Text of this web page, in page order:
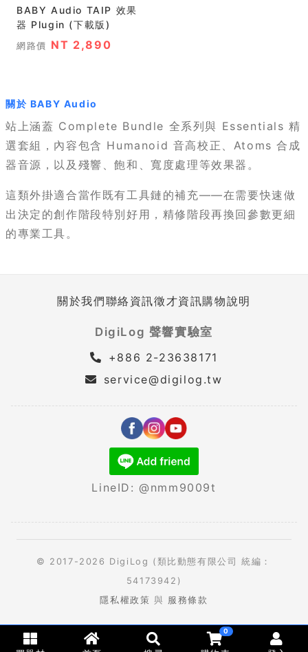
BABY Audio TAIP 效果
器 Plugin (下載版)
網路價 NT 2,890
關於 BABY Audio
站上涵蓋 Complete Bundle 全系列與 Essentials 精
選套組，內容包含 Humanoid 音高校正、Atoms 合成
器音源，以及殘響、飽和、寬度處理等效果器。
這類外掛適合當作既有工具鏈的補充——在需要快速做
出決定的創作階段特別好用，精修階段再換回參數更細
的專業工具。
關於我們聯絡資訊徵才資訊購物說明
DigiLog 聲響實驗室
+886 2-23638171
service@digilog.tw
LineID: @nmm9009t
© 2017-2026 DigiLog (類比動態有限公司 統編：
54173942)
隱私權政策 與 服務條款
0